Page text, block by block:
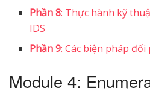
Phần 8: Thực hành kỹ
IDS
Phần 9: Các biện pháp
Module 4: